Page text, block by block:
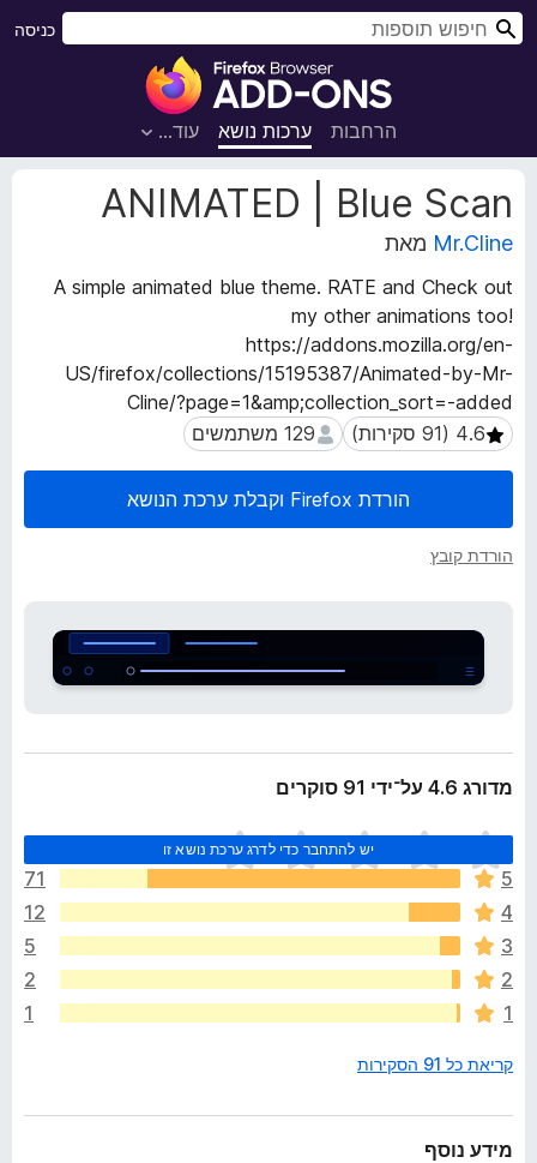
ת
ס
פ
ו
ת
פ
פ
ן
F
i
r
e
f
הרחבות ערכות נושא עוד…
כניסה
ANIMATED | Blue Scan
Mr.Cline מאת
A simple animated blue theme. RATE and Check out
my other animations too!
https://addons.mozilla.org/en-
US/firefox/collections/15195387/Animated-by-Mr-
Cline/?page=1&amp;collection_sort=-added
129 משתמשים129 משתמשים
הורדת Firefox וקבלת ערכת הנושא
הורדת קובץ
נ
ת
ו
י
ה
ע
ל
ש
ל
ה
ה
ח
ה
מדורג 4.6 על־ידי 91 סוקרים
יש להתחבר כדי לדרג ערכת נושא זו
א
י
ן
ד
י
ר
ו
ג
ם
ד
י
5
71
4
12
3
5
2
2
1
1
קריאת כל 91 הסקירות
מידע נוסף